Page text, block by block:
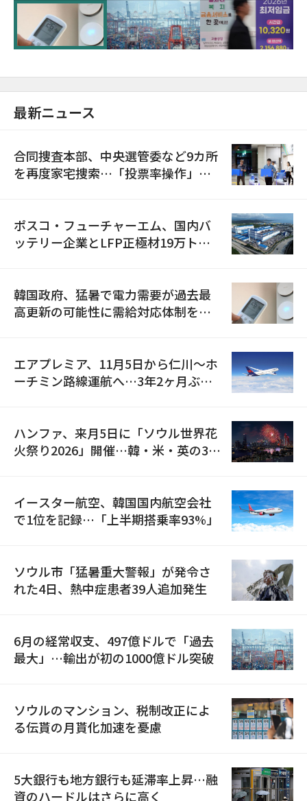
に需給対応体制を点検
最新ニュース
合同捜査本部、中央選管委など9カ所
を再度家宅捜索…「投票率操作」の
ポスコ・フューチャーエム、国内バ
ッテリー企業とLFP正極材19万トン
韓国政府、猛暑で電力需要が過去最
高更新の可能性に需給対応体制を点
エアプレミア、11月5日から仁川〜ホ
ーチミン路線運航へ…3年2ヶ月ぶり
ハンファ、来月5日に「ソウル世界花
火祭り2026」開催…韓・米・英の3カ
イースター航空、韓国国内航空会社
で1位を記録…「上半期搭乗率93%」
ソウル市「猛暑重大警報」が発令さ
れた4日、熱中症患者39人追加発生
6月の経常収支、497億ドルで「過去
最大」…輸出が初の1000億ドル突破
ソウルのマンション、税制改正によ
る伝貰の月貰化加速を憂慮
5大銀行も地方銀行も延滞率上昇…融
資のハードルはさらに高く